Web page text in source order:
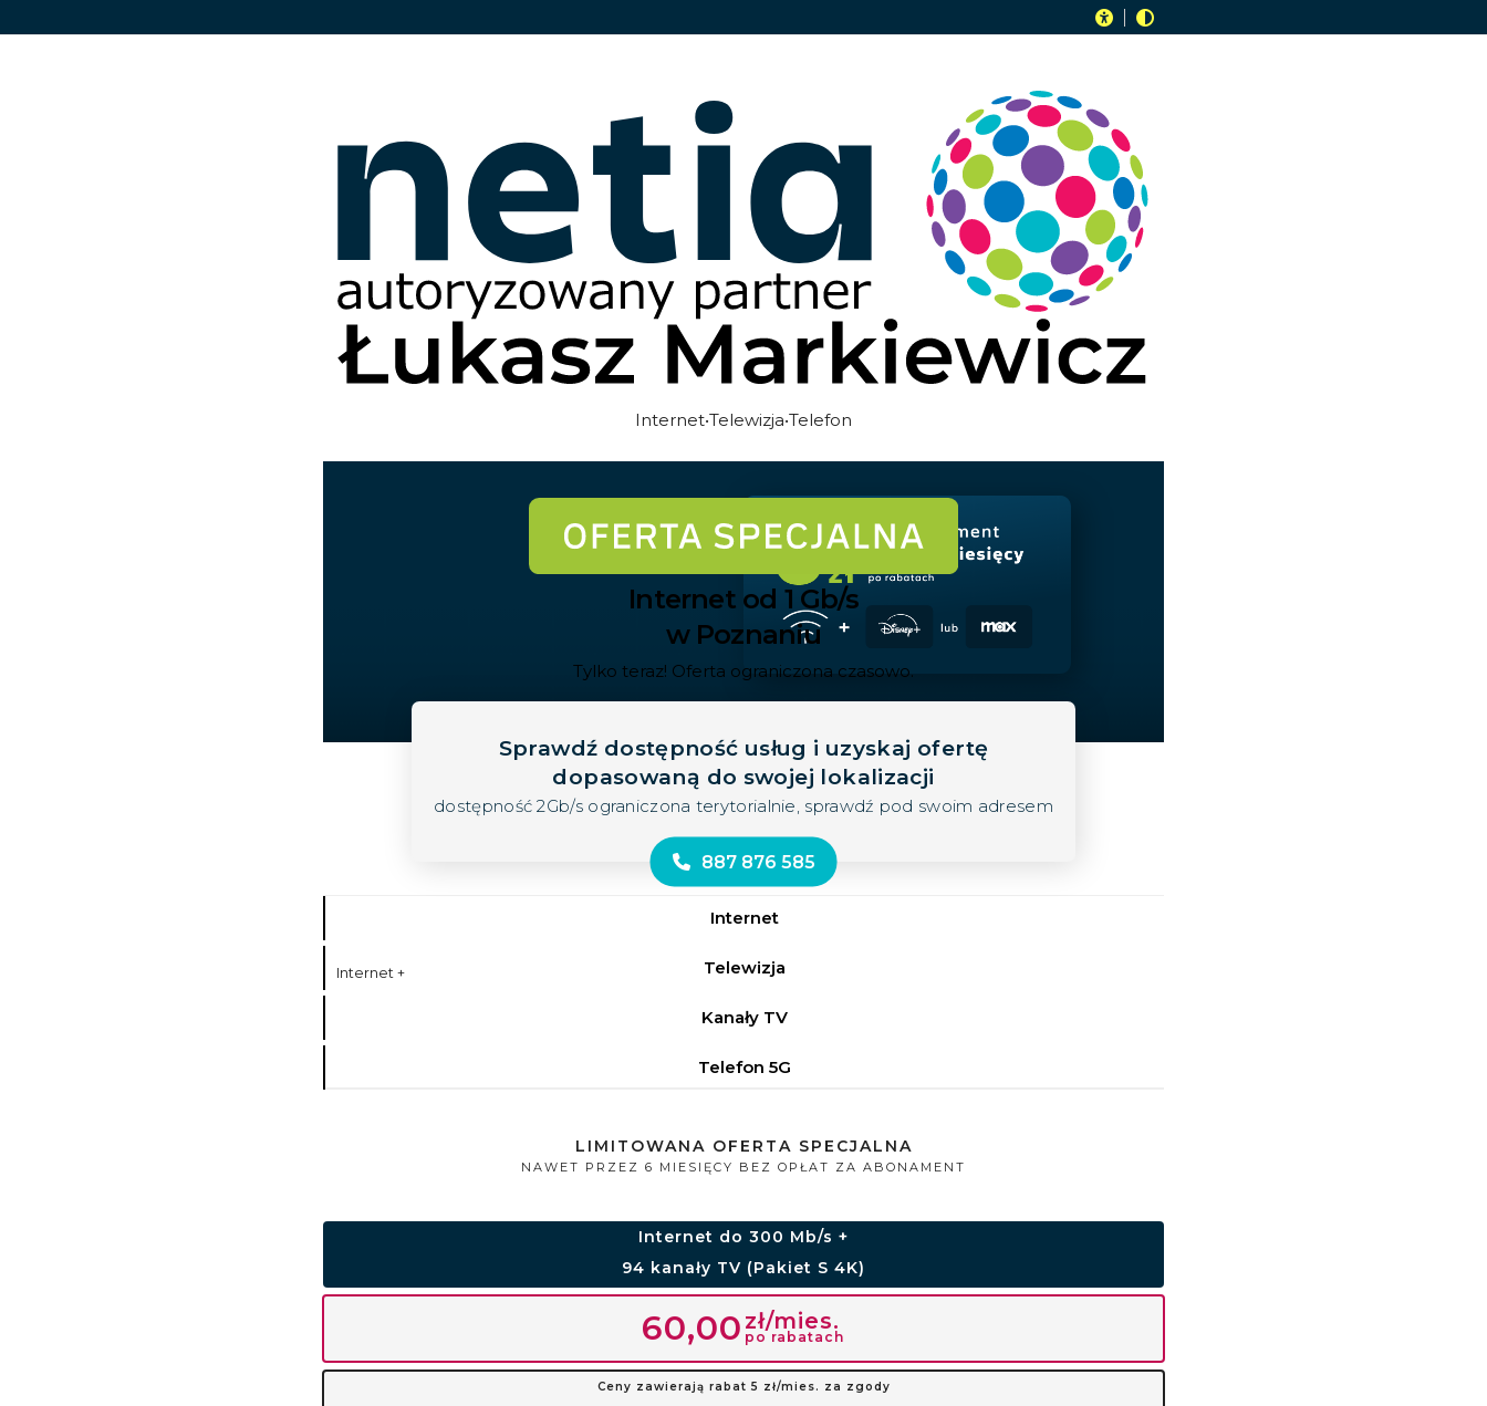
Internet•Telewizja•Telefon
Internet od 1 Gb/s
w Poznaniu
Tylko teraz! Oferta ograniczona czasowo.
Sprawdź dostępność usług i uzyskaj ofertę
dopasowaną do swojej lokalizacji
dostępność 2Gb/s ograniczona terytorialnie, sprawdź pod swoim adresem
887 876 585
Internet
Internet + Telewizja
Kanały TV
Telefon 5G
LIMITOWANA OFERTA SPECJALNA
NAWET PRZEZ 6 MIESIĘCY BEZ OPŁAT ZA ABONAMENT
Internet do 300 Mb/s +
94 kanały TV (Pakiet S 4K)
60,00 zł/mies.
po rabatach
Ceny zawierają rabat 5 zł/mies. za zgody